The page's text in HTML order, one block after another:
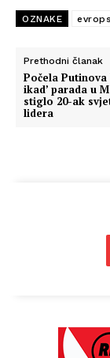
OZNAKE
Prethodni članak
Počela Putinova
ikad’ parada u
stiglo 20-ak
lidera